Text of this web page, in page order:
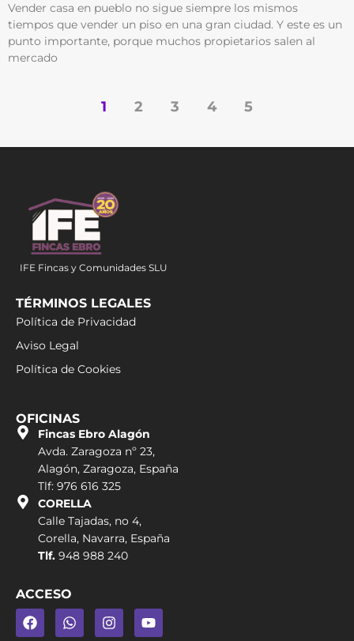
Vender casa en pueblo no sigue siempre los mismos
tiempos que vender un piso en una gran ciudad. Y este es un
punto importante, porque muchos propietarios salen al
mercado
1 2 3 4 5
IFE Fincas y Comunidades SLU
TÉRMINOS LEGALES
Política de Privacidad
Aviso Legal
Política de Cookies
OFICINAS
Fincas Ebro Alagón
Avda. Zaragoza nº 23,
Alagón, Zaragoza, España
Tlf: 976 616 325
CORELLA
Calle Tajadas, no 4,
Corella, Navarra, España
Tlf. 948 988 240
ACCESO